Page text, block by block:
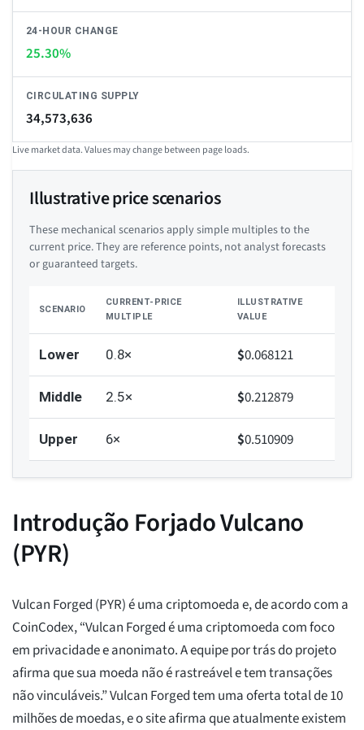
24-HOUR CHANGE
25.30%
CIRCULATING SUPPLY
34,573,636
Live market data. Values may change between page loads.
Illustrative price scenarios
These mechanical scenarios apply simple multiples to the
current price. They are reference points, not analyst forecasts
or guaranteed targets.
SCENARIO
CURRENT-PRICE
MULTIPLE
ILLUSTRATIVE
VALUE
Lower 0.8× $0.068121
Middle 2.5× $0.212879
Upper 6× $0.510909
Introdução Forjado Vulcano
(PYR)
Vulcan Forged (PYR) é uma criptomoeda e, de acordo com a
CoinCodex, “Vulcan Forged é uma criptomoeda com foco
em privacidade e anonimato. A equipe por trás do projeto
afirma que sua moeda não é rastreável e tem transações
não vinculáveis.” Vulcan Forged tem uma oferta total de 10
milhões de moedas, e o site afirma que atualmente existem